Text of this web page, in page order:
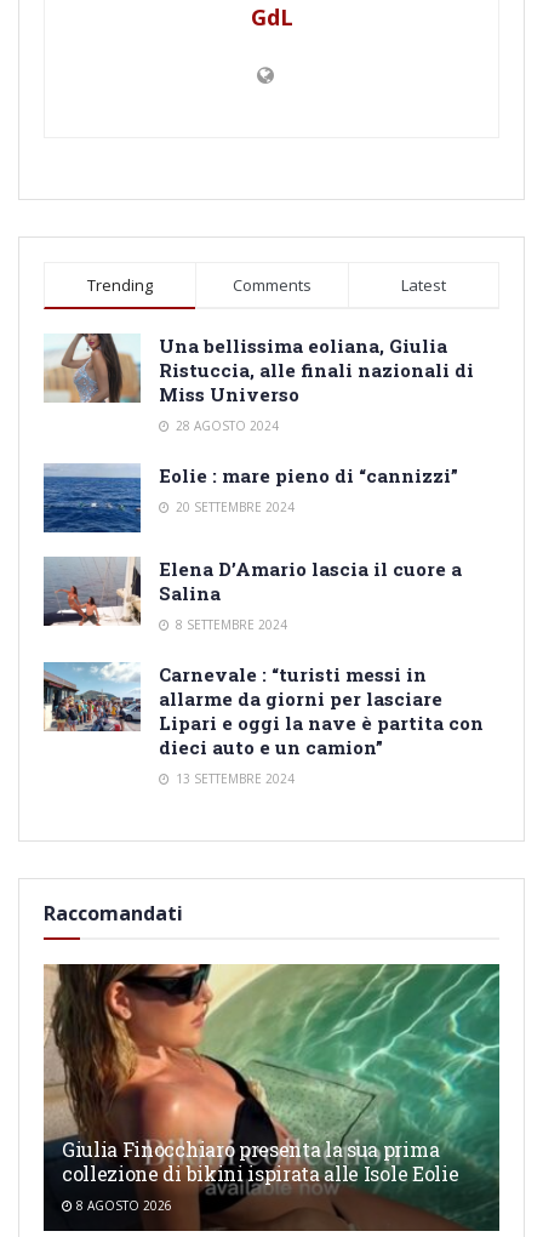
GdL
Trending Comments Latest
Una bellissima eoliana, Giulia
Ristuccia, alle finali nazionali di
Miss Universo
28 AGOSTO 2024
Eolie : mare pieno di “cannizzi”
20 SETTEMBRE 2024
Elena D’Amario lascia il cuore a
Salina
8 SETTEMBRE 2024
Carnevale : “turisti messi in
allarme da giorni per lasciare
Lipari e oggi la nave è partita con
dieci auto e un camion”
13 SETTEMBRE 2024
Raccomandati
Giulia Finocchiaro presenta la sua prima
collezione di bikini ispirata alle Isole Eolie
8 AGOSTO 2026